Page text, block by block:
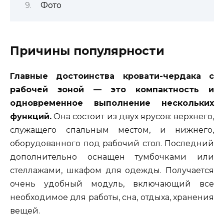
Фото
Причины популярности
Главные достоинства кровати-чердака с
рабочей зоной — это компактность и
одновременное выполнение нескольких
функций. Она состоит из двух ярусов: верхнего,
служащего спальным местом, и нижнего,
оборудованного под рабочий стол. Последний
дополнительно оснащен тумбочками или
стеллажами, шкафом для одежды. Получается
очень удобный модуль, включающий все
необходимое для работы, сна, отдыха, хранения
вещей.